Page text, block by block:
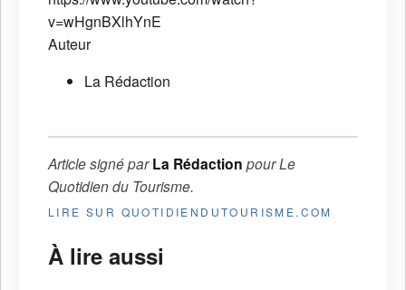
v=wHgnBXlhYnE
Auteur
La Rédaction
Article signé parLa Rédaction pourLe
Quotidien du Tourisme.
LIRE SUR QUOTIDIENDUTOURISME.COM
À lire aussi